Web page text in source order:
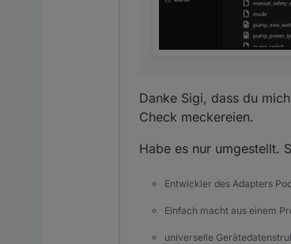
Danke Sigi, dass du
Check meckereien.
Habe es nur umgestellt.
Entwickler des Adapters
Einfach macht aus einem
universelle